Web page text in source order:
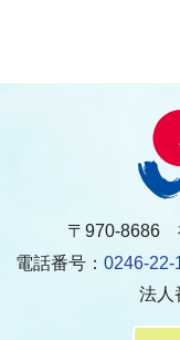
〒970-8686
電話番号： 0246-22-
法人